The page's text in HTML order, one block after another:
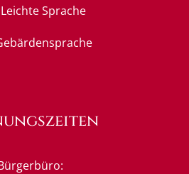
Leichte Sprache